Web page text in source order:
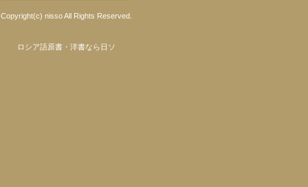
Copyright(c) nisso All Rights Reserved.
ロシア語原書・洋書なら日ソ